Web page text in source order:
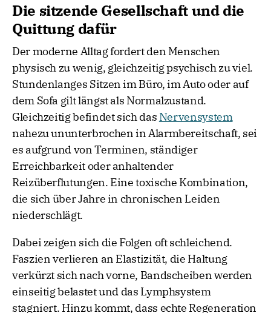
Die sitzende Gesellschaft und die
Quittung dafür
Der moderne Alltag fordert den Menschen
physisch zu wenig, gleichzeitig psychisch zu viel.
Stundenlanges Sitzen im Büro, im Auto oder auf
dem Sofa gilt längst als Normalzustand.
Gleichzeitig befindet sich das Nervensystem
nahezu ununterbrochen in Alarmbereitschaft, sei
es aufgrund von Terminen, ständiger
Erreichbarkeit oder anhaltender
Reizüberflutungen. Eine toxische Kombination,
die sich über Jahre in chronischen Leiden
niederschlägt.
Dabei zeigen sich die Folgen oft schleichend.
Faszien verlieren an Elastizität, die Haltung
verkürzt sich nach vorne, Bandscheiben werden
einseitig belastet und das Lymphsystem
stagniert. Hinzu kommt, dass echte Regeneration